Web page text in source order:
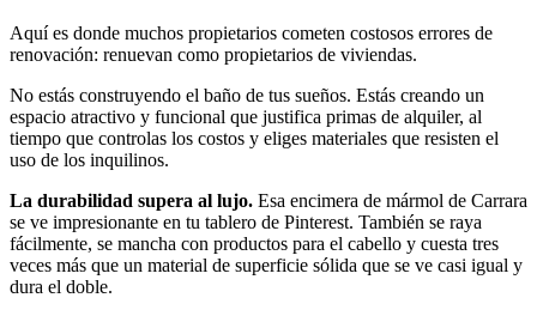
Aquí es donde muchos propietarios cometen costosos errores de
renovación: renuevan como propietarios de viviendas.
No estás construyendo el baño de tus sueños. Estás creando un
espacio atractivo y funcional que justifica primas de alquiler, al
tiempo que controlas los costos y eliges materiales que resisten el
uso de los inquilinos.
La durabilidad supera al lujo. Esa encimera de mármol de Carrara
se ve impresionante en tu tablero de Pinterest. También se raya
fácilmente, se mancha con productos para el cabello y cuesta tres
veces más que un material de superficie sólida que se ve casi igual y
dura el doble.